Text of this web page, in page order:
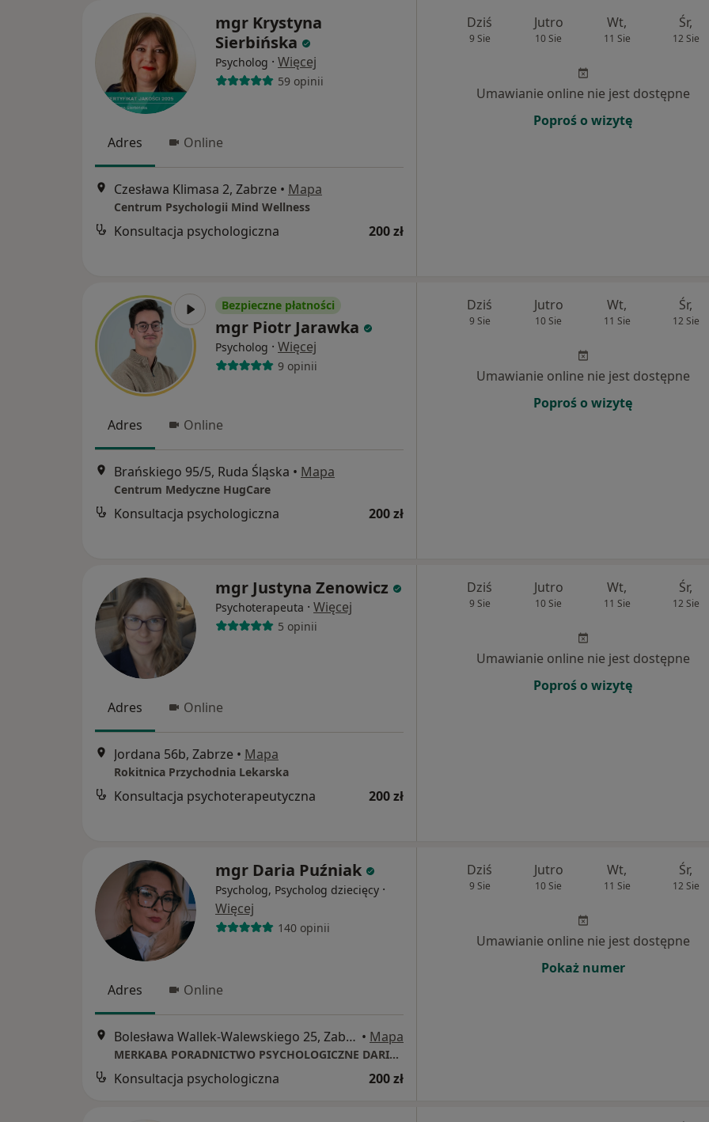
mgr Krystyna
Sierbińska
Psycholog · Więcej
59 opinii
Adres Online
Czesława Klimasa 2, Zabrze • Mapa
Centrum Psychologii Mind Wellness
Konsultacja psychologiczna 200 zł
Dziś
9 Sie
Jutro
10 Sie
Wt,
11 Sie
Śr,
12 Sie
Umawianie online nie jest dostępne
Poproś o wizytę
Bezpieczne płatności
mgr Piotr Jarawka
Psycholog · Więcej
9 opinii
Adres Online
Brańskiego 95/5, Ruda Śląska • Mapa
Centrum Medyczne HugCare
Konsultacja psychologiczna 200 zł
Dziś
9 Sie
Jutro
10 Sie
Wt,
11 Sie
Śr,
12 Sie
Umawianie online nie jest dostępne
Poproś o wizytę
mgr Justyna Zenowicz
Psychoterapeuta · Więcej
5 opinii
Adres Online
Jordana 56b, Zabrze • Mapa
Rokitnica Przychodnia Lekarska
Konsultacja psychoterapeutyczna 200 zł
Dziś
9 Sie
Jutro
10 Sie
Wt,
11 Sie
Śr,
12 Sie
Umawianie online nie jest dostępne
Poproś o wizytę
mgr Daria Puźniak
Psycholog, Psycholog dziecięcy ·
Więcej
140 opinii
Adres Online
Bolesława Wallek-Walewskiego 25, Zabrze • Mapa
MERKABA PORADNICTWO PSYCHOLOGICZNE DARIA PUŹNIAK
Konsultacja psychologiczna 200 zł
Dziś
9 Sie
Jutro
10 Sie
Wt,
11 Sie
Śr,
12 Sie
Umawianie online nie jest dostępne
Pokaż numer